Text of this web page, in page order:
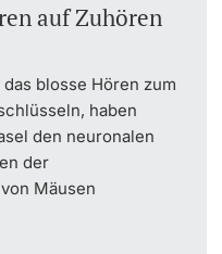
auf Zuhören
blosse Hören zum
haben
den neuronalen
der
Mäusen